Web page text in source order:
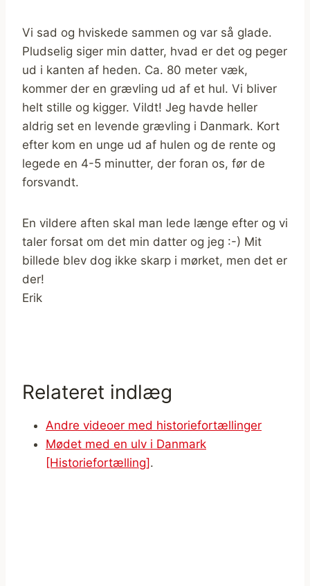
Vi sad og hviskede sammen og var så glade.
Pludselig siger min datter, hvad er det og peger
ud i kanten af heden. Ca. 80 meter væk,
kommer der en grævling ud af et hul. Vi bliver
helt stille og kigger. Vildt! Jeg havde heller
aldrig set en levende grævling i Danmark. Kort
efter kom en unge ud af hulen og de rente og
legede en 4-5 minutter, der foran os, før de
forsvandt.
En vildere aften skal man lede længe efter og vi
taler forsat om det min datter og jeg :-) Mit
billede blev dog ikke skarp i mørket, men det er
der!
Erik
Relateret indlæg
Andre videoer med historiefortællinger
Mødet med en ulv i Danmark
[Historiefortælling] .